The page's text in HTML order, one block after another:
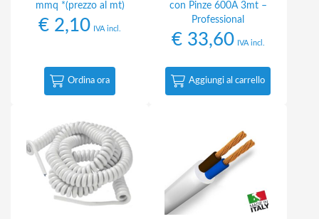
mmq *(prezzo al mt)
€ 2,10 IVA incl.
Ordina ora
con Pinze 600A 3mt –
Professional
€33,60 IVA incl.
Aggiungi al carrello